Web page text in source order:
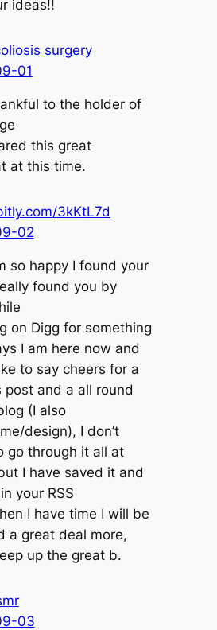
ideas!!
surgery
01
to the holder of
this great
at this time.
3kKtL7d
02
so happy I found your
found you by
on Digg for something
I am here now and
to say cheers for a
post and a all round
(I also
design), I don’t
go through it all at
I have saved it and
your RSS
I have time I will be
a great deal more,
up the great b.
03